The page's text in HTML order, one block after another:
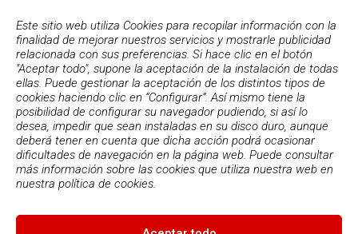
Este sitio web utiliza Cookies para recopilar información con la
finalidad de mejorar nuestros servicios y mostrarle publicidad
relacionada con sus preferencias. Si hace clic en el botón
"Aceptar todo", supone la aceptación de la instalación de todas
ellas. Puede gestionar la aceptación de los distintos tipos de
cookies haciendo clic en “Configurar”. Así mismo tiene la
posibilidad de configurar su navegador pudiendo, si así lo
desea, impedir que sean instaladas en su disco duro, aunque
deberá tener en cuenta que dicha acción podrá ocasionar
dificultades de navegación en la página web. Puede consultar
más información sobre las cookies que utiliza nuestra web en
nuestra política de cookies.
Acepto lapolítica de privacidad